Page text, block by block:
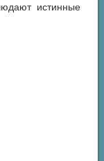
истинные